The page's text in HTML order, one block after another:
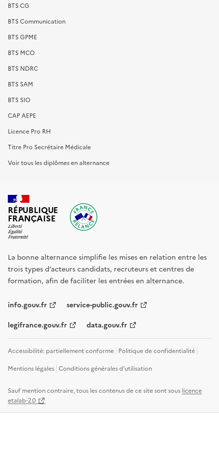
BTS CG
BTS Communication
BTS GPME
BTS MCO
BTS NDRC
BTS SAM
BTS SIO
CAP AEPE
Licence Pro RH
Titre Pro Secrétaire Médicale
Voir tous les diplômes en alternance
RÉPUBLIQUE
FRANÇAISE
La bonne alternance simplifie les mises en relation entre les
trois types d’acteurs candidats, recruteurs et centres de
formation, afin de faciliter les entrées en alternance.
info.gouv.fr service-public.gouv.fr
legifrance.gouv.fr data.gouv.fr
Accessibilité: partiellement conforme Politique de confidentialité
Mentions légales Conditions générales d'utilisation
Sauf mention contraire, tous les contenus de ce site sont sous licence
etalab-2.0